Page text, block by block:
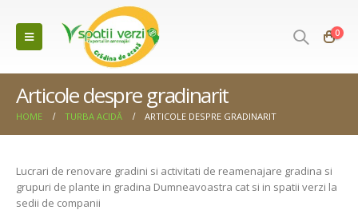
0
Articole despre gradinarit
HOME TURBA ACIDĂ ARTICOLE DESPRE GRADINARIT
Lucrari de renovare gradini si activitati de reamenajare gradina si
grupuri de plante in gradina Dumneavoastra cat si in spatii verzi la
sedii de companii